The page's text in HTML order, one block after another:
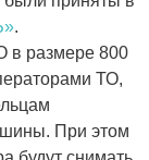
.
в размере 800
ТО,
При этом